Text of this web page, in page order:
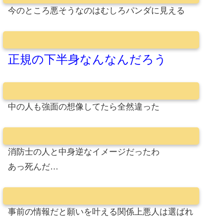
今のところ悪そうなのはむしろパンダに見える
正規の下半身なんなんだろう
中の人も強面の想像してたら全然違った
消防士の人と中身逆なイメージだったわ
あっ死んだ…
事前の情報だと願いを叶える関係上悪人は選ばれ